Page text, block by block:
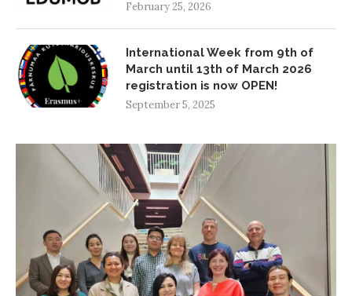
February 25, 2026
International Week from 9th of
March until 13th of March 2026
registration is now OPEN!
September 5, 2025